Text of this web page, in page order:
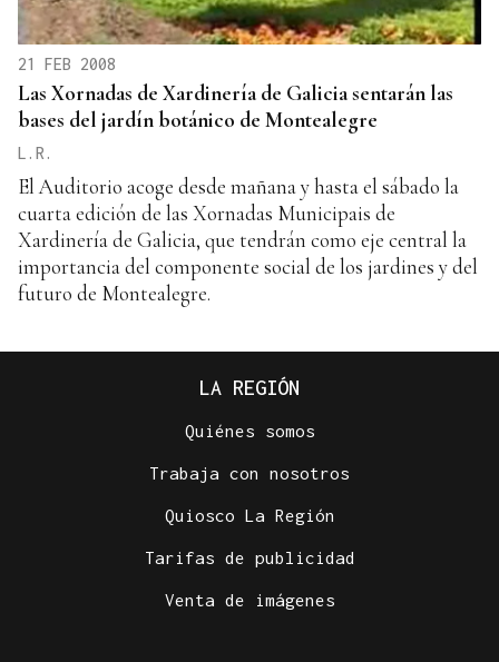
21 FEB 2008
Las Xornadas de Xardinería de Galicia sentarán las
bases del jardín botánico de Montealegre
L.R.
El Auditorio acoge desde mañana y hasta el sábado la
cuarta edición de las Xornadas Municipais de
Xardinería de Galicia, que tendrán como eje central la
importancia del componente social de los jardines y del
futuro de Montealegre.
LA REGIÓN
Quiénes somos
Trabaja con nosotros
Quiosco La Región
Tarifas de publicidad
Venta de imágenes